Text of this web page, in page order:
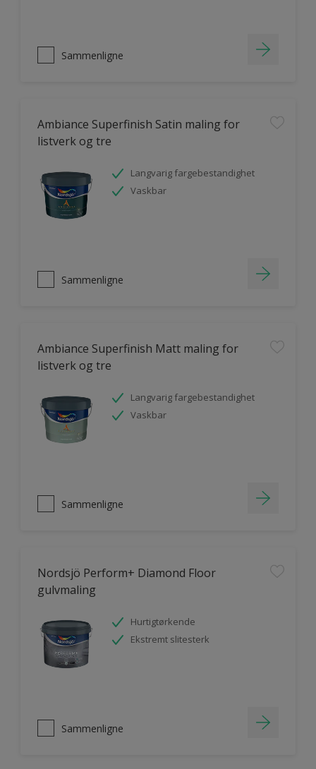
Sammenligne
Ambiance Superfinish Satin maling for
listverk og tre
Langvarig fargebestandighet
Vaskbar
Sammenligne
Ambiance Superfinish Matt maling for
listverk og tre
Langvarig fargebestandighet
Vaskbar
Sammenligne
Nordsjö Perform+ Diamond Floor
gulvmaling
Hurtigtørkende
Ekstremt slitesterk
Sammenligne